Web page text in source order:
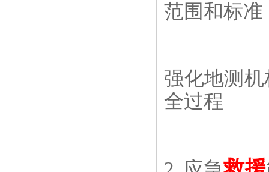
范围和标准
强化地测
全过程